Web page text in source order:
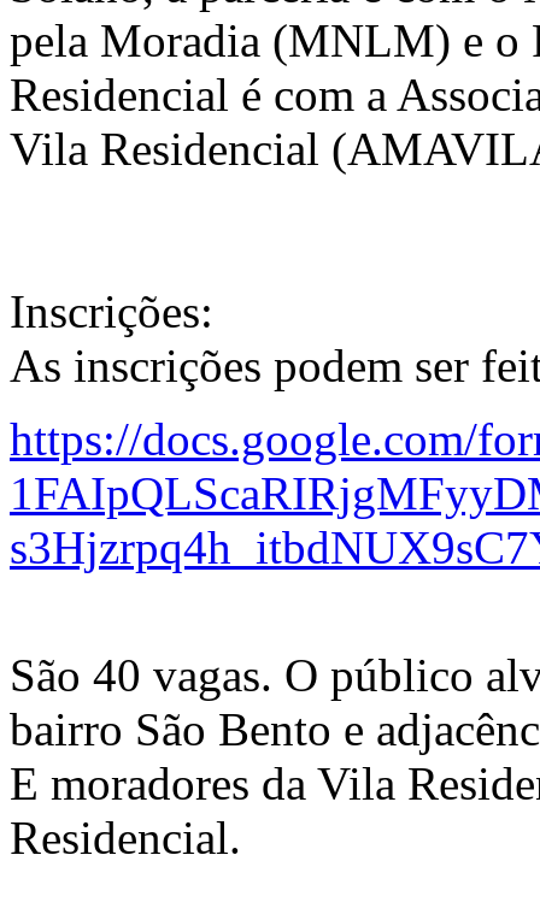
pela Moradia (MNLM) e o
Residencial é com a
Vila Residencial
Inscrições:
As inscrições podem ser
https://docs.google.com/
São 40 vagas. O público
bairro São Bento e
E moradores da Vila
Residencial.